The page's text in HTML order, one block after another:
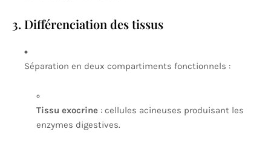
3. Différenciation des tissus
Séparation en deux compartiments fonctionnels :
Tissu exocrine : cellules acineuses produisant les
enzymes digestives.